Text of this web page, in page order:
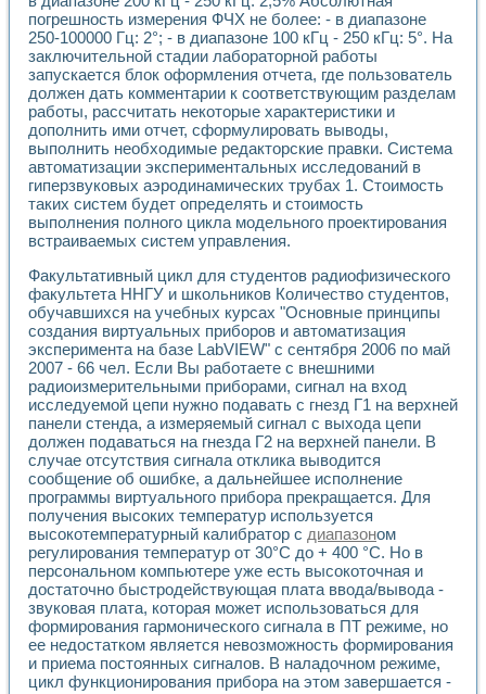
Технологии NI в магистерской программе «Прикладная
Система диагностики двигателей постоянного тока
Автоматизированный стенд формирования
Лабораторный практикум по курсу ИИС на базе
Партнеры
Академические и отраслевые институты
Учебные заведения
Бизнес
Контакты
погрешность измерения ФЧХ не более: - в диапазоне
250-100000 Гц: 2°; - в диапазоне 100 кГц - 250 кГц: 5°. На
заключительной стадии лабораторной работы
запускается блок оформления отчета, где пользователь
должен дать комментарии к соответствующим разделам
работы, рассчитать некоторые характеристики и
дополнить ими отчет, сформулировать выводы,
выполнить необходимые редакторские правки. Система
автоматизации экспериментальных исследований в
гиперзвуковых аэродинамических трубах 1. Стоимость
таких систем будет определять и стоимость
выполнения полного цикла модельного проектирования
встраиваемых систем управления.
Факультативный цикл для студентов радиофизического
факультета ННГУ и школьников Количество студентов,
обучавшихся на учебных курсах "Основные принципы
создания виртуальных приборов и автоматизация
эксперимента на базе LabVIEW" с сентября 2006 по май
2007 - 66 чел. Если Вы работаете с внешними
радиоизмерительными приборами, сигнал на вход
исследуемой цепи нужно подавать с гнезд Г1 на верхней
панели стенда, а измеряемый сигнал с выхода цепи
должен подаваться на гнезда Г2 на верхней панели. В
случае отсутствия сигнала отклика выводится
сообщение об ошибке, а дальнейшее исполнение
программы виртуального прибора прекращается. Для
получения высоких температур используется
высокотемпературный калибратор с диапазоном
регулирования температур от 30°С до + 400 °С. Но в
персональном компьютере уже есть высокоточная и
достаточно быстродействующая плата ввода/вывода -
звуковая плата, которая может использоваться для
формирования гармонического сигнала в ПТ режиме, но
ее недостатком является невозможность формирования
и приема постоянных сигналов. В наладочном режиме,
цикл функционирования прибора на этом завершается -